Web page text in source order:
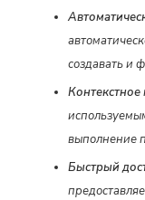
создавать и
выполнение
Быстрый